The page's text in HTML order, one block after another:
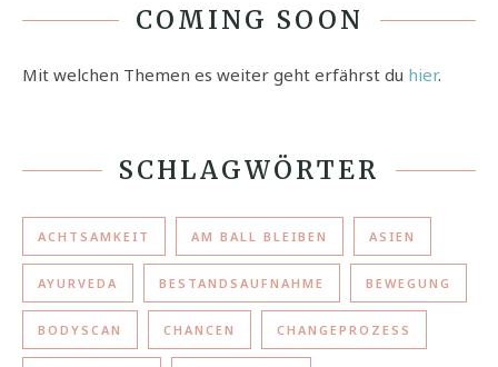
COMING SOON
Mit welchen Themen es weiter geht erfährst du hier.
SCHLAGWÖRTER
ACHTSAMKEIT AM BALL BLEIBEN ASIEN
AYURVEDA BESTANDSAUFNAHME BEWEGUNG
BODYSCAN CHANCEN CHANGEPROZESS